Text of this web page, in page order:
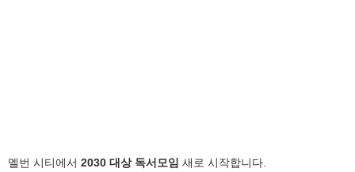
멜번 시티에서 2030 대상 독서모임 새로 시작합니다.